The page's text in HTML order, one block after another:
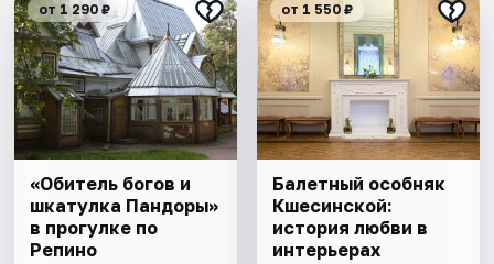
от 1 290 ₽
«Обитель богов и
шкатулка Пандоры»
в прогулке по
Репино
от 1 550 ₽
Балетный особняк
Кшесинской:
история любви в
интерьерах